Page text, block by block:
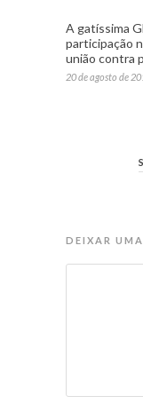
A gatíssima
participação
união contra
20 de agosto de
DEIXAR